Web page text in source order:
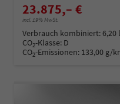
23.875,– €
incl. 19% MwSt.
Verbrauch kombiniert:6,20
CO2-Klasse: D
CO2-Emissionen: 133,00 g/